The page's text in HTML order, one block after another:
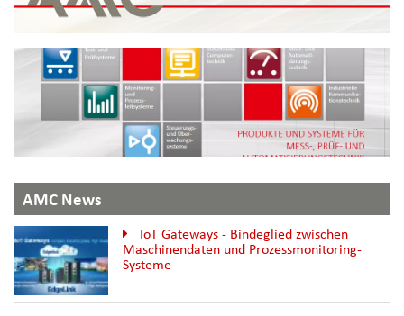
AMC News
IoT Gateways - Bindeglied zwischen
Maschinendaten und Prozessmonitoring-
Systeme